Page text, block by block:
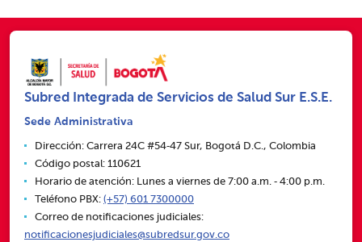
Subred Integrada de Servicios de Salud Sur E.S.E.
Sede Administrativa
Dirección: Carrera 24C #54‑47 Sur, Bogotá D.C., Colombia
Código postal: 110621
Horario de atención: Lunes a viernes de 7:00 a.m. ‑ 4:00 p.m.
Teléfono PBX: (+57) 601 7300000
Correo de notificaciones judiciales:
notificacionesjudiciales@subredsur.gov.co